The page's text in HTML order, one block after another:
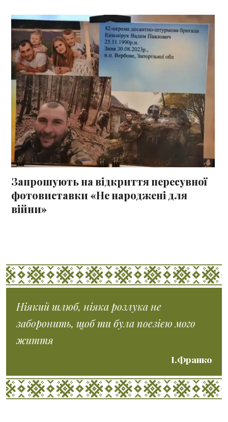
Запрошують на відкриття пересувної
фотовиставки «Не народжені для
війни»
Ніякий шлюб, ніяка розлука не
заборонить, щоб ти була поезією мого
життя
І.Франко